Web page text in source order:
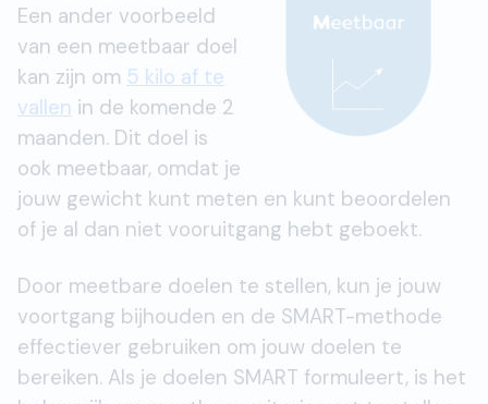
Een ander voorbeeld
van een meetbaar doel
kan zijn om 5 kilo af te
vallen in de komende 2
maanden. Dit doel is
ook meetbaar, omdat je
jouw gewicht kunt meten en kunt beoordelen
of je al dan niet vooruitgang hebt geboekt.
Door meetbare doelen te stellen, kun je jouw
voortgang bijhouden en de SMART-methode
effectiever gebruiken om jouw doelen te
bereiken. Als je doelen SMART formuleert, is het